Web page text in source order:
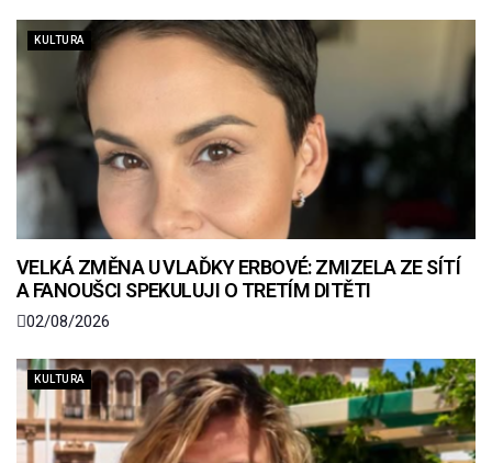
KULTURA
VELKÁ ZMĚNA U VLAĎKY ERBOVÉ: ZMIZELA ZE SÍTÍ
A FANOUŠCI SPEKULUJI O TRETÍM DITĚTI
02/08/2026
KULTURA